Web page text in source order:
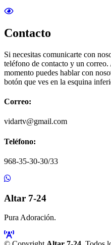
Contacto
Si necesitas comunicarte con
teléfono de contacto y un
momento puedes hablar con
botón que ves en la esquina
Correo:
vidartv@gmail.com
Teléfono:
968-35-30-30/33
Altar 7-24
Pura Adoración.